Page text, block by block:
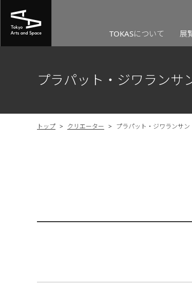
TOKASについて 展
プラパット・ジワランサ
トップ > クリエーター > プラパット・ジワランサン